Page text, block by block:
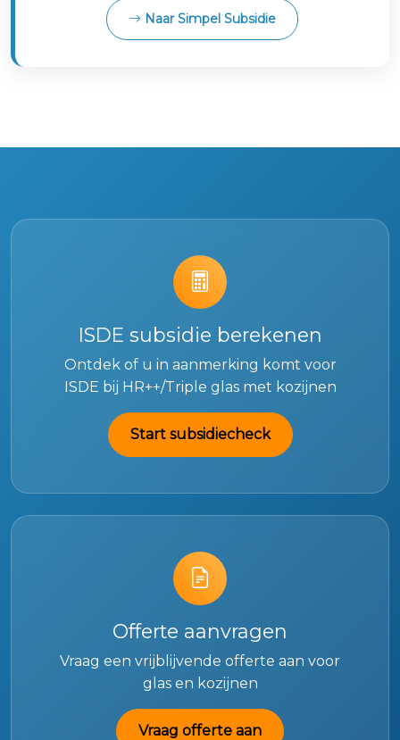
Naar Simpel Subsidie
ISDE subsidie berekenen
Ontdek of u in aanmerking komt voor
ISDE bij HR++/Triple glas met kozijnen
Start subsidiecheck
Offerte aanvragen
Vraag een vrijblijvende offerte aan voor
glas en kozijnen
Vraag offerte aan